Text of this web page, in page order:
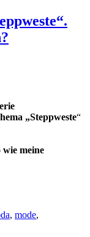
„Steppweste“
meine
, mode,